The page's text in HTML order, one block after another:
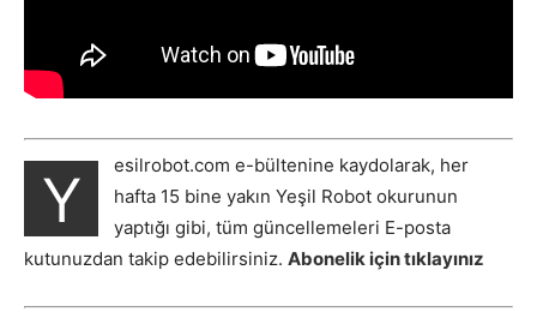
Y
esilrobot.com e-bültenine kaydolarak, her
hafta 15 bine yakın Yeşil Robot okurunun
yaptığı gibi, tüm güncellemeleri E-posta
kutunuzdan takip edebilirsiniz. Abonelik için tıklayınız